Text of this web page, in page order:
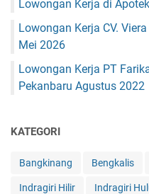
Lowongan Kerja di
Lowongan Kerja CV.
Mei 2026
Lowongan Kerja PT
Pekanbaru Agustus 2022
KATEGORI
Bangkinang Bengkalis
Indragiri Hilir Indragiri